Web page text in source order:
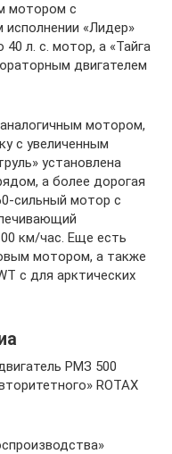
мотором с
«Лидер»
л. с. мотор, а «Тайга
двигателем
мотором,
с увеличенным
установлена
а более дорогая
сильный мотор с
км/час. Еще есть
мотором, а также
с для арктических
РМЗ 500
ROTAX